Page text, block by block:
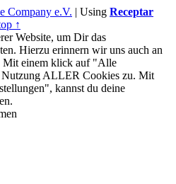
Company e.V. | Using Receptar
↑
Website, um Dir das
Hierzu erinnern wir uns auch an
Mit einem klick auf "Alle
Nutzung ALLER Cookies zu. Mit
kannst du deine